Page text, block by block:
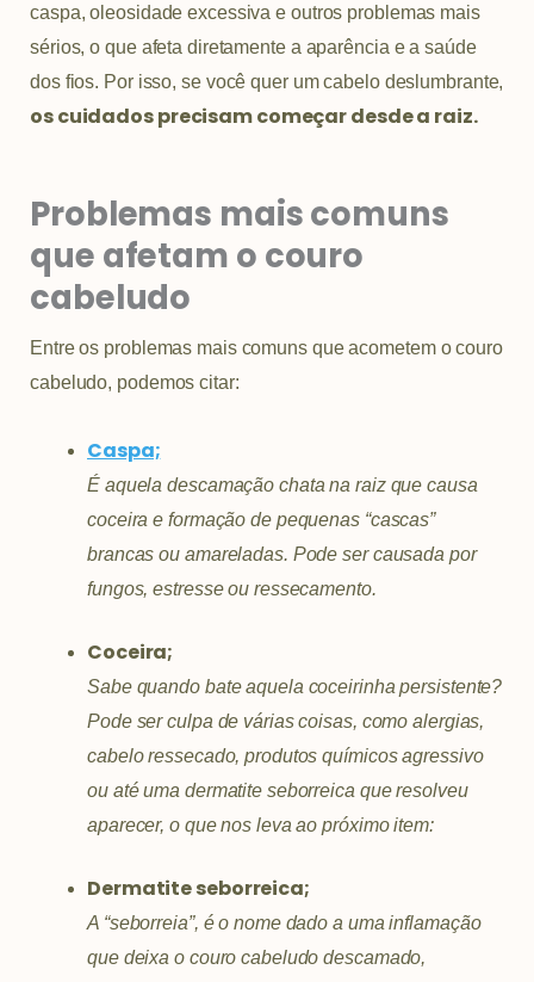
caspa, oleosidade excessiva e outros problemas mais
sérios, o que afeta diretamente a aparência e a saúde
dos fios. Por isso, se você quer um cabelo deslumbrante,
os cuidados precisam começar desde a raiz.
Problemas mais comuns
que afetam o couro
cabeludo
Entre os problemas mais comuns que acometem o couro
cabeludo, podemos citar:
Caspa;
É aquela descamação chata na raiz que causa
coceira e formação de pequenas “cascas”
brancas ou amareladas. Pode ser causada por
fungos, estresse ou ressecamento.
Coceira;
Sabe quando bate aquela coceirinha persistente?
Pode ser culpa de várias coisas, como alergias,
cabelo ressecado, produtos químicos agressivo
ou até uma dermatite seborreica que resolveu
aparecer, o que nos leva ao próximo item:
Dermatite seborreica;
A “seborreia”, é o nome dado a uma inflamação
que deixa o couro cabeludo descamado,